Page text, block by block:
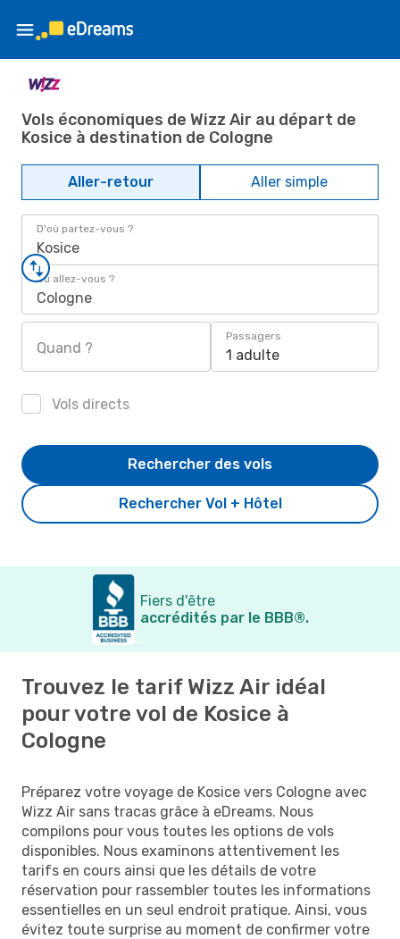
Vols économiques de Wizz Air au départ de
Kosice à destination de Cologne
Aller-retour Aller simple
D'où partez-vous ?
Kosice
Où allez-vous ?
Cologne
Quand ?
Passagers
1 adulte
Vols directs
Rechercher Vol + Hôtel
Rechercher des vols
Fiers d'être
accrédités par le BBB®.
Trouvez le tarif Wizz Air idéal
pour votre vol de Kosice à
Cologne
Préparez votre voyage de Kosice vers Cologne avec
Wizz Air sans tracas grâce à eDreams. Nous
compilons pour vous toutes les options de vols
disponibles. Nous examinons attentivement les
tarifs en cours ainsi que les détails de votre
réservation pour rassembler toutes les informations
essentielles en un seul endroit pratique. Ainsi, vous
évitez toute surprise au moment de confirmer votre